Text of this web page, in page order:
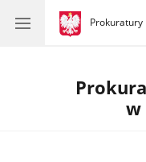
gov.pl
Prokuratury
gov.pl
Prokuratury
w